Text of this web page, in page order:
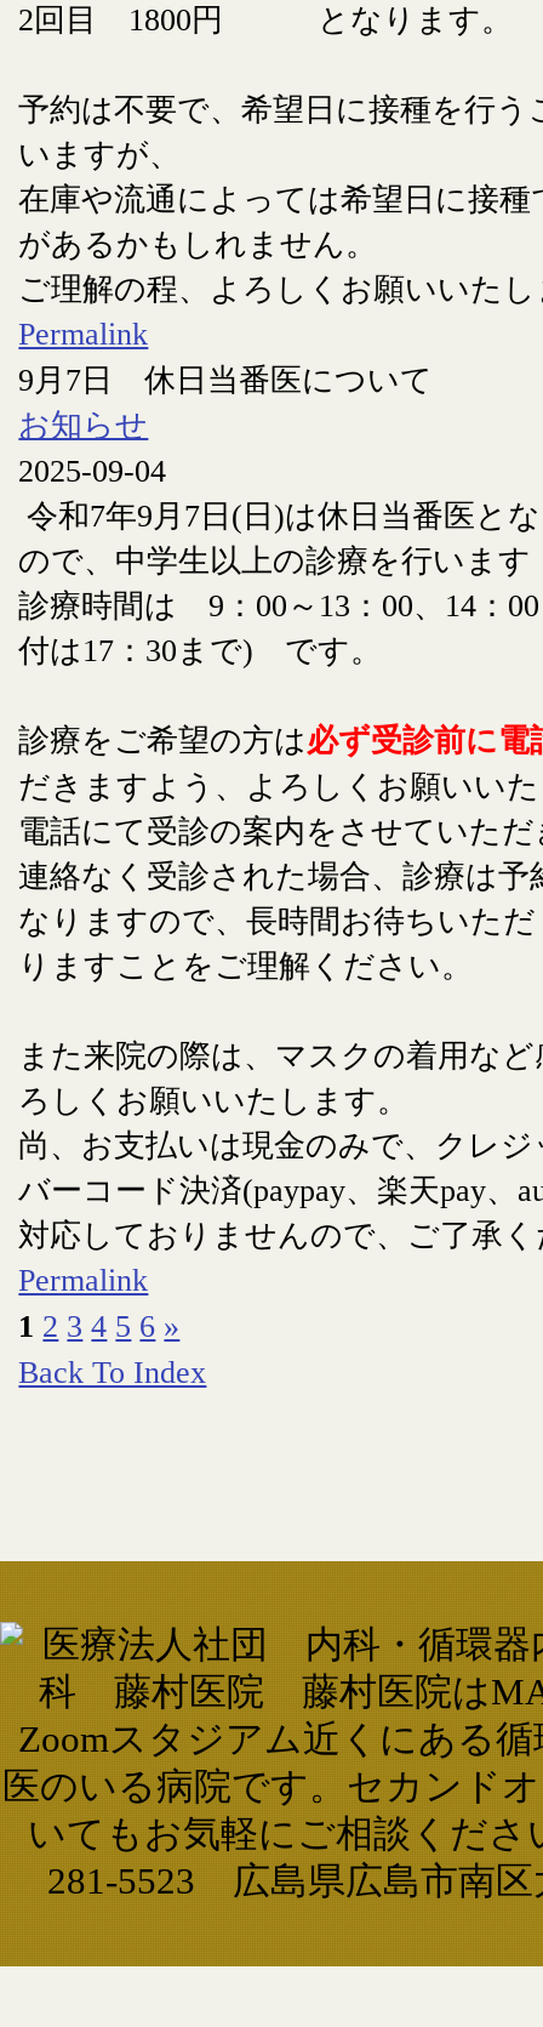
2回目 1800円 となります。
予約は不要で、希望日に接種を行う
いますが、
在庫や流通によっては希望日に接
があるかもしれません。
ご理解の程、よろしくお願いいた
Permalink
9月7日 休日当番医について
お知らせ
2025-09-04
令和7年9月7日(日)は休日当番医と
ので、中学生以上の診療を行います
診療時間は 9：00～13：00、14：
付は17：30まで) です。
診療をご希望の方は必ず受診前に電
だきますよう、よろしくお願いい
電話にて受診の案内をさせていた
連絡なく受診された場合、診療は予
なりますので、長時間お待ちいた
りますことをご理解ください。
また来院の際は、マスクの着用な
ろしくお願いいたします。
尚、お支払いは現金のみで、クレ
バーコード決済(paypay、楽天pay、
対応しておりませんので、ご了承
Permalink
1 2 3 4 5 6 »
Back To Index